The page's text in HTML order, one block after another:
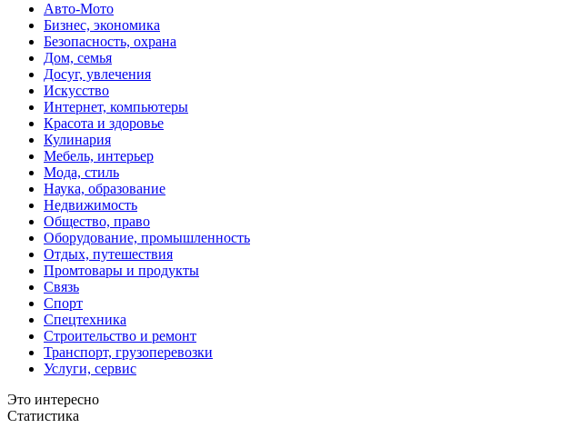
Авто-Мото
Бизнес, экономика
Безопасность, охрана
Дом, семья
Досуг, увлечения
Искусство
Интернет, компьютеры
Красота и здоровье
Кулинария
Мебель, интерьер
Мода, стиль
Наука, образование
Недвижимость
Общество, право
Оборудование, промышленность
Отдых, путешествия
Промтовары и продукты
Связь
Спорт
Спецтехника
Строительство и ремонт
Транспорт, грузоперевозки
Услуги, сервис
Это интересно
Статистика